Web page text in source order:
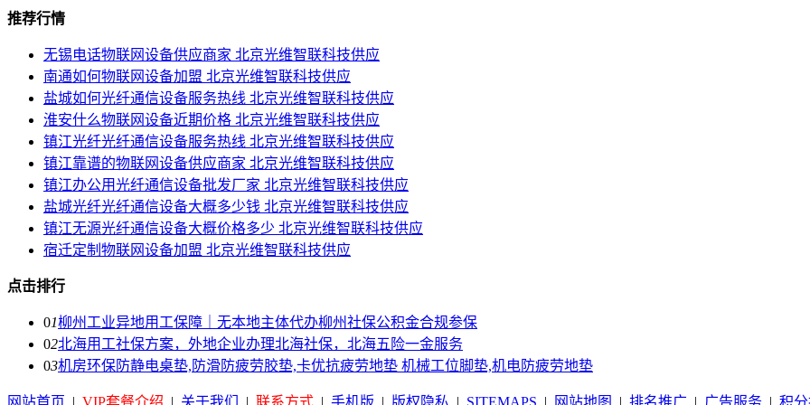
推荐行情
无锡电话物联网设备供应商家 北京光维智联科技供应
南通如何物联网设备加盟 北京光维智联科技供应
盐城如何光纤通信设备服务热线 北京光维智联科技供应
淮安什么物联网设备近期价格 北京光维智联科技供应
镇江光纤光纤通信设备服务热线 北京光维智联科技供应
镇江靠谱的物联网设备供应商家 北京光维智联科技供应
镇江办公用光纤通信设备批发厂家 北京光维智联科技供应
盐城光纤光纤通信设备大概多少钱 北京光维智联科技供应
镇江无源光纤通信设备大概价格多少 北京光维智联科技供应
宿迁定制物联网设备加盟 北京光维智联科技供应
点击排行
01柳州工业异地用工保障｜无本地主体代办柳州社保公积金合规参保
02北海用工社保方案，外地企业办理北海社保，北海五险一金服务
03机房环保防静电桌垫,防滑防疲劳胶垫,卡优抗疲劳地垫 机械工位脚垫,机电防疲劳地垫
网站首页 | VIP套餐介绍 | 关于我们 | 联系方式 | 手机版 | 版权隐私 | SITEMAPS | 网站地图 | 排名推广 | 广告服务 | 积